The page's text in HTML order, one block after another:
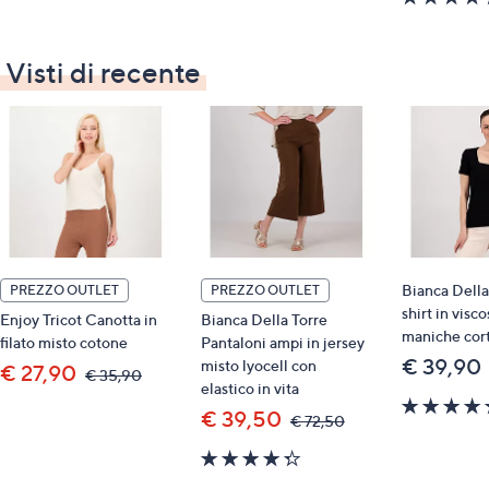
Visti di recente
PREZZO OUTLET
Enjoy Tricot Canotta in
filato misto cotone
€ 27,90 € 35,90,
PREZZO OUTLET
Bianca Della Torre
Pantaloni ampi in jersey
misto lyocell con
elastico in vita
€ 39,50 € 72,50,
Bianca
shirt in
maniche
€ 39,90